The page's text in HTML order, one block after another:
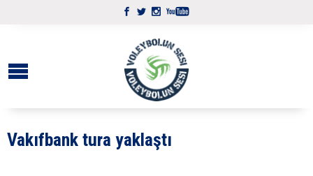
Vakıfbank tura yaklaştı